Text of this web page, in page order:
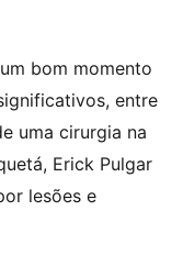
bom momento
entre
uma cirurgia na
Erick Pulgar
lesões e